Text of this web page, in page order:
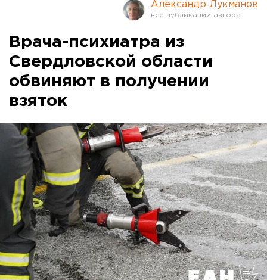
Александр Лукманов
Врача-психиатра из
Свердловской области
обвиняют в получении
взяток